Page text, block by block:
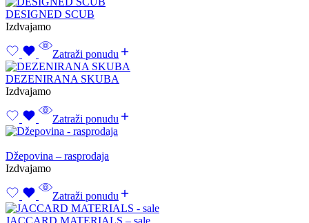
DESIGNED SCUB
Izdvajamo
Zatraži ponudu
DEZENIRANA SKUBA
Izdvajamo
Zatraži ponudu
Džepovina – rasprodaja
Izdvajamo
Zatraži ponudu
JACCARD MATERIALS – sale